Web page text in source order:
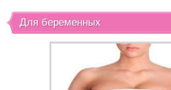
Для беременных